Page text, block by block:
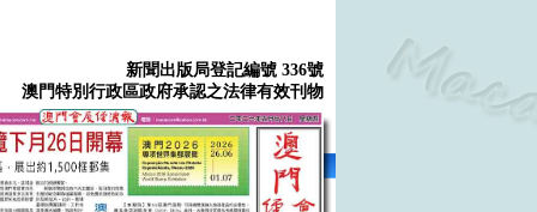
新聞出版局登記編號 336號
澳門特別行政區政府承認之法律有效刊物